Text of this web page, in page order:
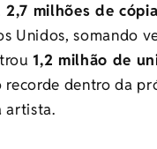
2,7 milhões de
Unidos, somando
1,2 milhão de
recorde dentro da
artista.